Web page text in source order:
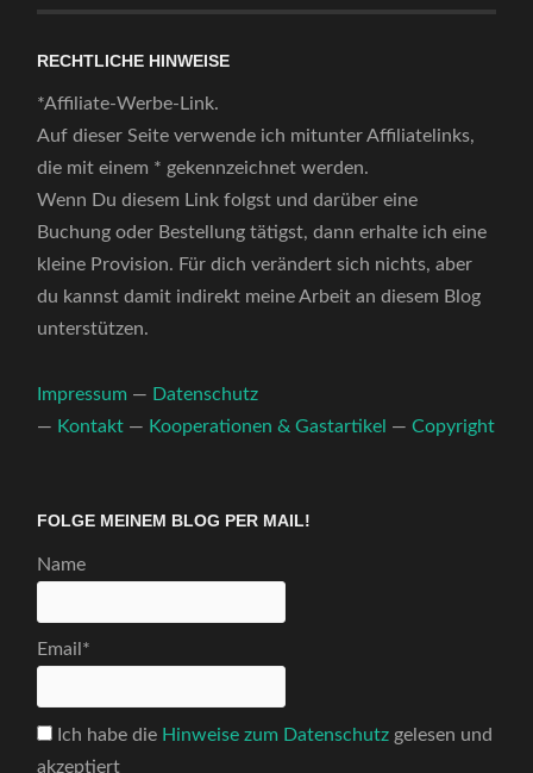
RECHTLICHE HINWEISE
*Affiliate-Werbe-Link.
Auf dieser Seite verwende ich mitunter Affiliatelinks,
die mit einem * gekennzeichnet werden.
Wenn Du diesem Link folgst und darüber eine
Buchung oder Bestellung tätigst, dann erhalte ich eine
kleine Provision. Für dich verändert sich nichts, aber
du kannst damit indirekt meine Arbeit an diesem Blog
unterstützen.
Impressum — Datenschutz
— Kontakt — Kooperationen & Gastartikel —Copyright
FOLGE MEINEM BLOG PER MAIL!
Name
Email*
Ich habe die Hinweise zum Datenschutz gelesen und
akzeptiert